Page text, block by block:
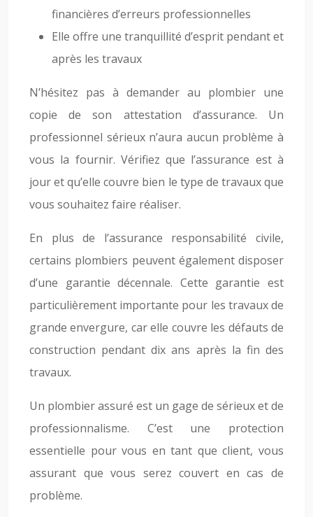
financières d’erreurs professionnelles
Elle offre une tranquillité d’esprit pendant et
après les travaux
N’hésitez pas à demander au plombier une
copie de son attestation d’assurance. Un
professionnel sérieux n’aura aucun problème à
vous la fournir. Vérifiez que l’assurance est à
jour et qu’elle couvre bien le type de travaux que
vous souhaitez faire réaliser.
En plus de l’assurance responsabilité civile,
certains plombiers peuvent également disposer
d’une garantie décennale. Cette garantie est
particulièrement importante pour les travaux de
grande envergure, car elle couvre les défauts de
construction pendant dix ans après la fin des
travaux.
Un plombier assuré est un gage de sérieux et de
professionnalisme. C’est une protection
essentielle pour vous en tant que client, vous
assurant que vous serez couvert en cas de
problème.